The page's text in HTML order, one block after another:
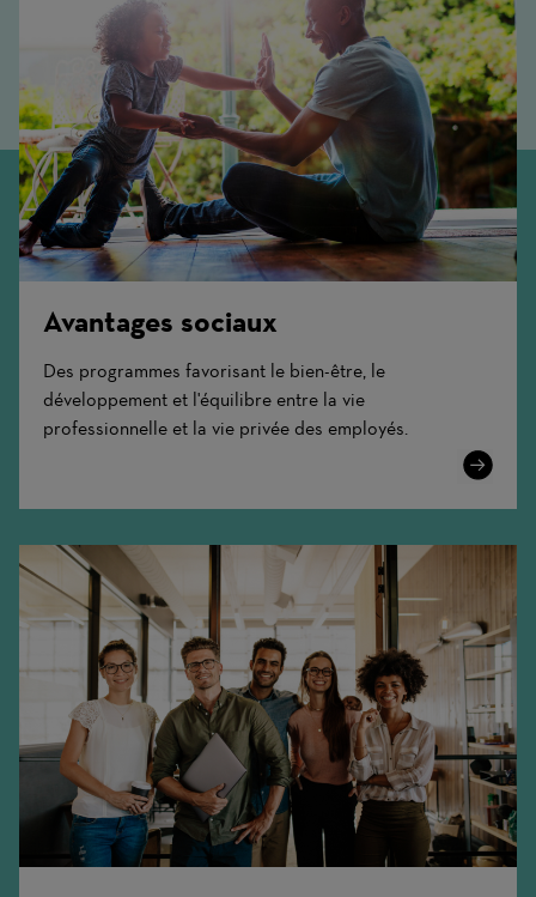
Avantages sociaux
Des programmes favorisant le bien-être, le
développement et l'équilibre entre la vie
professionnelle et la vie privée des employés.
Learn